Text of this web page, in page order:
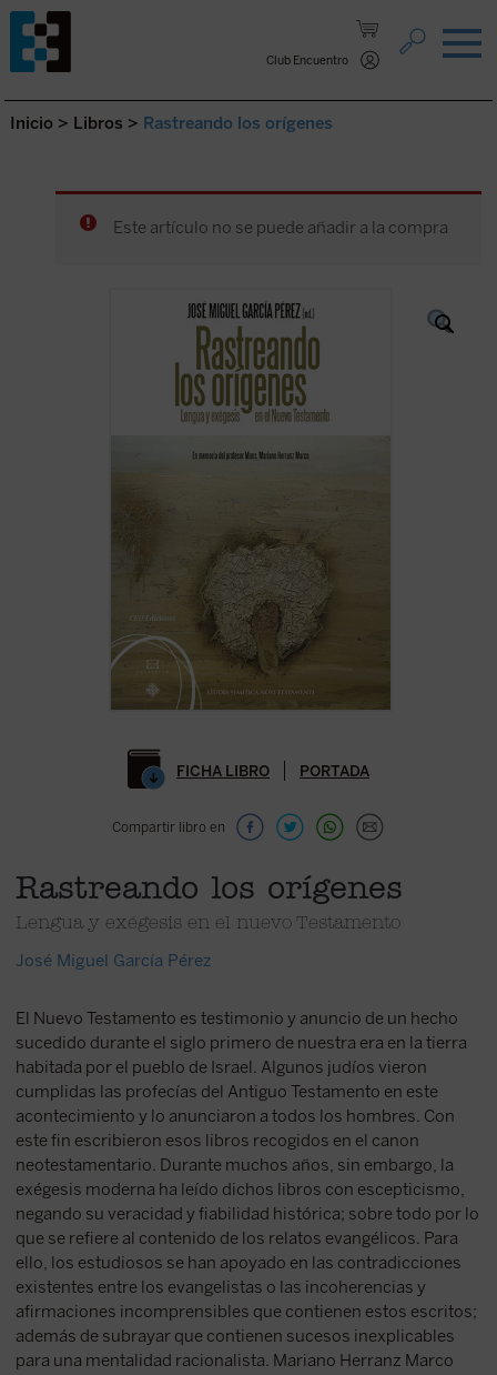
Club Encuentro
Saltar al contenido.
Inicio > Libros > Rastreando los orígenes
Este artículo no se puede añadir a la compra
FICHA LIBRO PORTADA
Compartir libro en
Rastreando los orígenes
Lengua y exégesis en el nuevo Testamento
José Miguel García Pérez
El Nuevo Testamento es testimonio y anuncio de un hecho
sucedido durante el siglo primero de nuestra era en la tierra
habitada por el pueblo de Israel. Algunos judíos vieron
cumplidas las profecías del Antiguo Testamento en este
acontecimiento y lo anunciaron a todos los hombres. Con
este fin escribieron esos libros recogidos en el canon
neotestamentario. Durante muchos años, sin embargo, la
exégesis moderna ha leído dichos libros con escepticismo,
negando su veracidad y fiabilidad histórica; sobre todo por lo
que se refiere al contenido de los relatos evangélicos. Para
ello, los estudiosos se han apoyado en las contradicciones
existentes entre los evangelistas o las incoherencias y
afirmaciones incomprensibles que contienen estos escritos;
además de subrayar que contienen sucesos inexplicables
para una mentalidad racionalista. Mariano Herranz Marco